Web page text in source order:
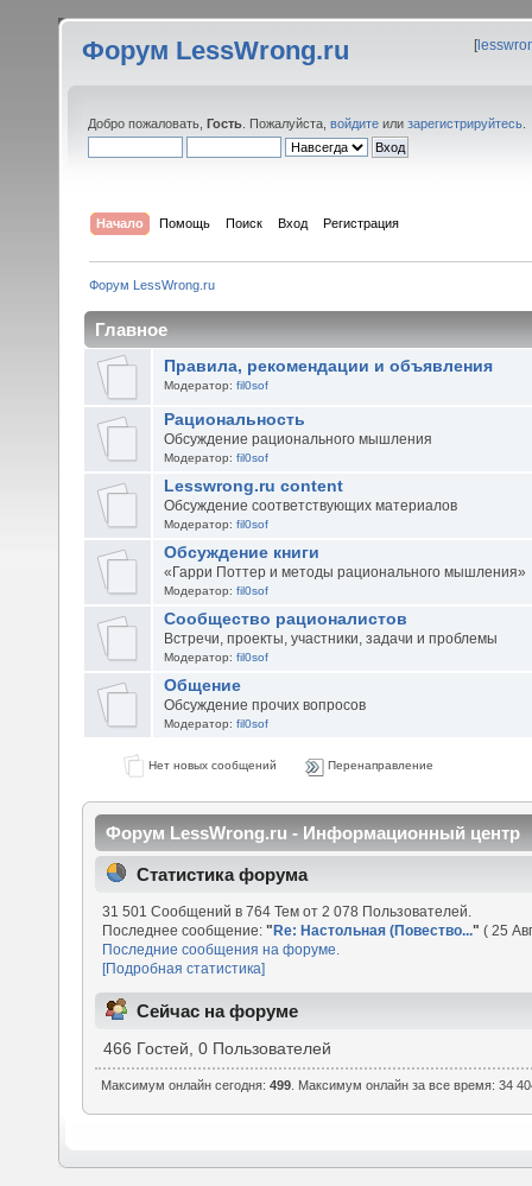
Форум LessWrong.ru [
Добро пожаловать, Гость . Пожалуйста, войдите или зарегистрируйтесь
Начало Помощь Поиск Вход Регистрация
Форум LessWrong.ru
Главное
Правила, рекомендации и объявления
Модератор: fil0sof
Рациональность
Обсуждение рационального мышления
Модератор: fil0sof
Lesswrong.ru content
Обсуждение соответствующих материалов
Модератор: fil0sof
Обсуждение книги
«Гарри Поттер и методы рационального мышления»
Модератор: fil0sof
Сообщество рационалистов
Встречи, проекты, участники, задачи и проблемы
Модератор: fil0sof
Общение
Обсуждение прочих вопросов
Модератор: fil0sof
Нет новых сообщений Перенаправление
Форум LessWrong.ru - Информационный центр
Статистика форума
31 501 Сообщений в 764 Тем от 2 078 Пользователей.
Последнее сообщение:"Re: Настольная (Повество..." ( 25
Последние сообщения на форуме.
[Подробная статистика]
Сейчас на форуме
466 Гостей, 0 Пользователей
Максимум онлайн сегодня:499 . Максимум онлайн за все время: 34